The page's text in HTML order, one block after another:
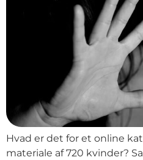
Hvad er det for et online
materiale af 720 kvinder?